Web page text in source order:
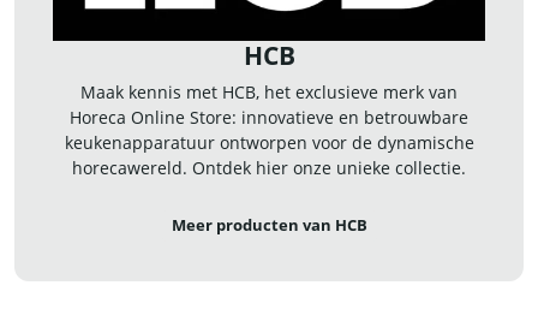
HCB
Maak kennis met HCB, het exclusieve merk van
Horeca Online Store: innovatieve en betrouwbare
keukenapparatuur ontworpen voor de dynamische
horecawereld. Ontdek hier onze unieke collectie.
Meer producten van HCB